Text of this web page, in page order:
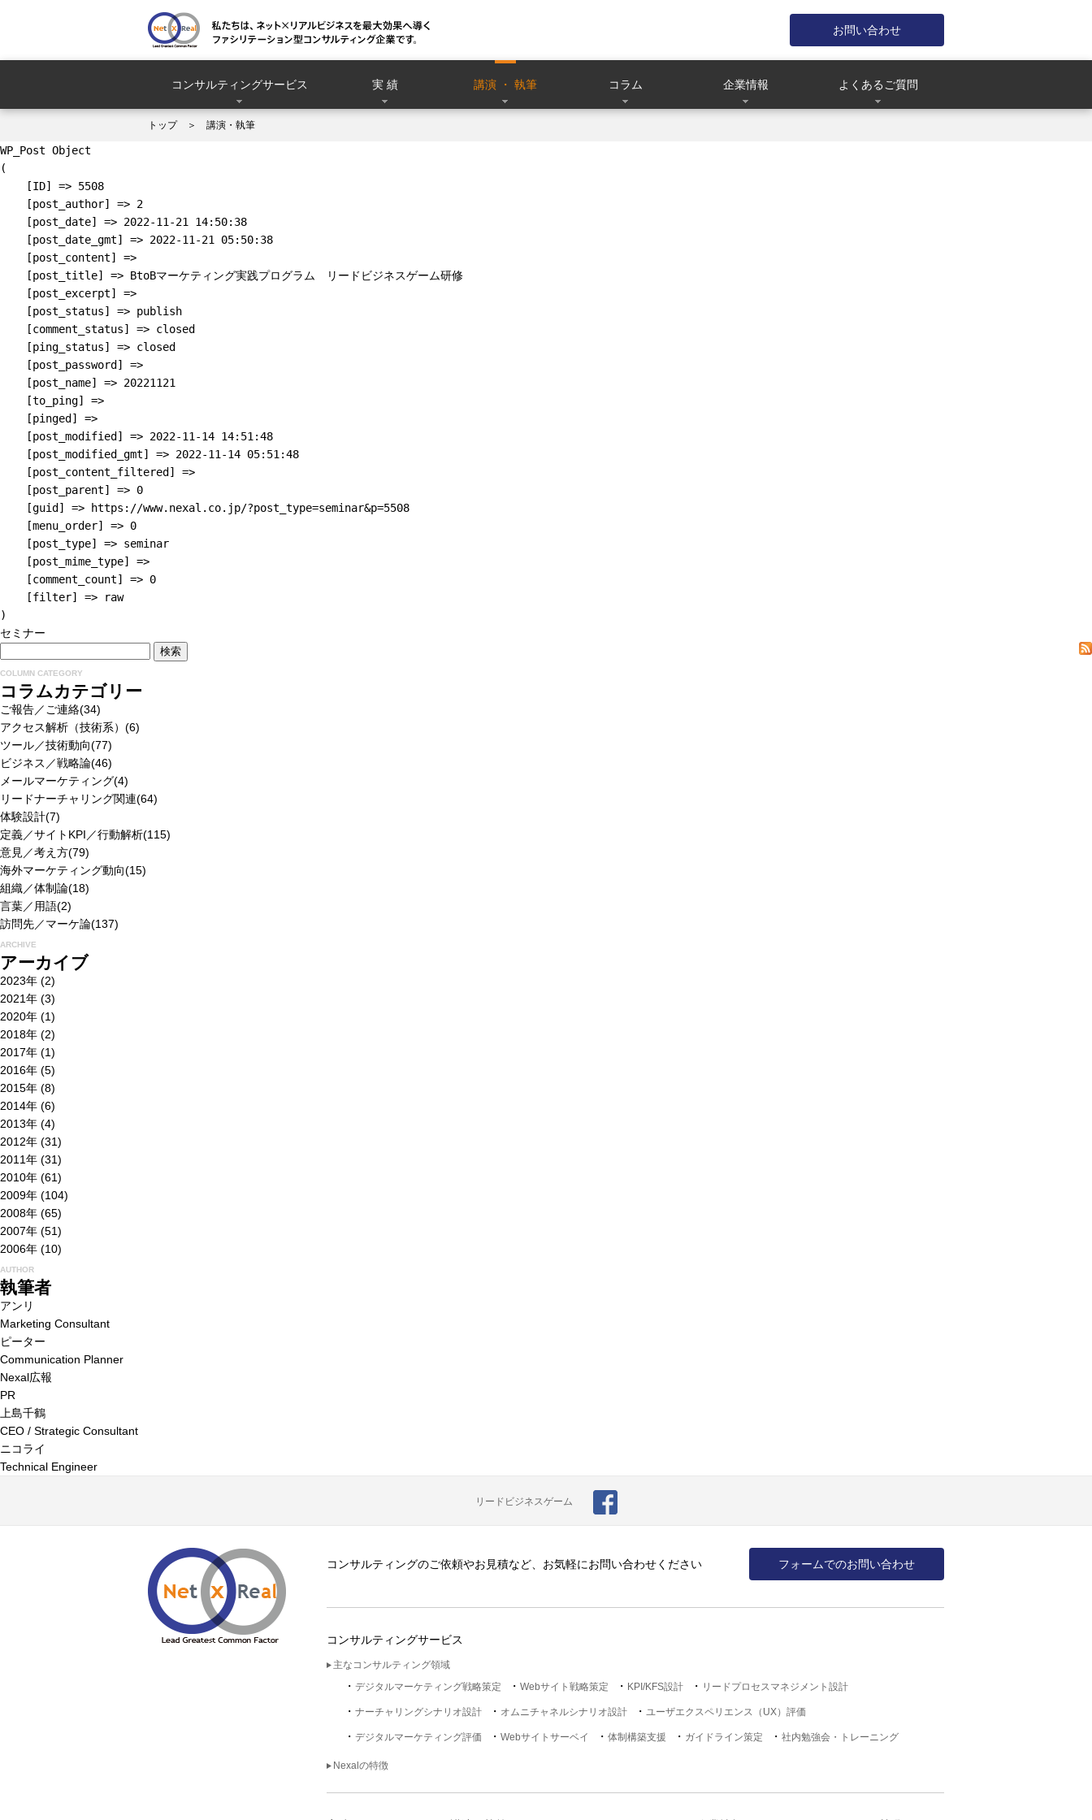
お問い合わせ
コンサルティングサービス 実 績 講演 ・ 執筆 コラム 企業情報 よくあるご質問
トップ 講演・執筆
WP_Post Object
(
    [ID] => 5508
    [post_author] => 2
    [post_date] => 2022-11-21 14:50:38
    [post_date_gmt] => 2022-11-21 05:50:38
    [post_content] =>
    [post_title] => BtoBマーケティング実践プログラム　リードビジネスゲーム研修
    [post_excerpt] =>
    [post_status] => publish
    [comment_status] => closed
    [ping_status] => closed
    [post_password] =>
    [post_name] => 20221121
    [to_ping] =>
    [pinged] =>
    [post_modified] => 2022-11-14 14:51:48
    [post_modified_gmt] => 2022-11-14 05:51:48
    [post_content_filtered] =>
    [post_parent] => 0
    [guid] => https://www.nexal.co.jp/?post_type=seminar&p=5508
    [menu_order] => 0
    [post_type] => seminar
    [post_mime_type] =>
    [comment_count] => 0
    [filter] => raw
セミナー
COLUMN CATEGORY
コラムカテゴリー
ご報告／ご連絡(34)
アクセス解析（技術系） (6)
ツール／技術動向(77)
ビジネス／戦略論(46)
メールマーケティング(4)
リードナーチャリング関連(64)
体験設計(7)
定義／サイトKPI／行動解析(115)
意見／考え方(79)
海外マーケティング動向(15)
組織／体制論(18)
言葉／用語(2)
訪問先／マーケ論(137)
ARCHIVE
アーカイブ
2023年 (2)
2021年 (3)
2020年 (1)
2018年 (2)
2017年 (1)
2016年 (5)
2015年 (8)
2014年 (6)
2013年 (4)
2012年 (31)
2011年 (31)
2010年 (61)
2009年 (104)
2008年 (65)
2007年 (51)
2006年 (10)
AUTHOR
執筆者
アンリ
Marketing Consultant
ピーター
Communication Planner
Nexal広報
PR
上島千鶴
CEO / Strategic Consultant
ニコライ
Technical Engineer
リードビジネスゲーム
コンサルティングのご依頼やお見積など、お気軽にお問い合わせください フォームでのお問い合わせ
コンサルティングサービス
主なコンサルティング領域
デジタルマーケティング戦略策定
Webサイト戦略策定 KPI/KFS設計 リードプロセスマネジメント設計
ナーチャリングシナリオ設計 オムニチャネルシナリオ設計 ユーザエクスペリエンス（UX）評価
デジタルマーケティング評価 Webサイトサーベイ 体制構築支援 ガイドライン策定 社内勉強会・トレーニング
Nexalの特徴